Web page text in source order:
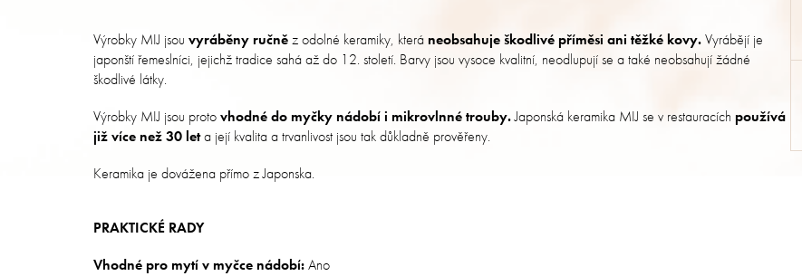
Výrobky MIJ jsou vyráběny ručněz odolné keramiky, která neobsahuje škodlivé příměsi ani těžké kovy.Vyrábějí je
japonští řemeslníci, jejichž tradice sahá až do 12. století. Barvy jsou vysoce kvalitní, neodlupují se a také neobsahují žádné
škodlivé látky.
Výrobky MIJ jsou protovhodné do myčky nádobí i mikrovlnné trouby.Japonská keramika MIJ se v restauracích používá
již více než 30 leta její kvalita a trvanlivost jsou tak důkladně prověřeny.
Keramika je dovážena přímo z Japonska.
PRAKTICKÉ RADY
Vhodné pro mytí v myčce nádobí:Ano